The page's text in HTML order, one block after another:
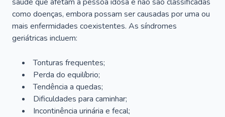
como doenças, embora possam ser causadas por uma ou
mais enfermidades coexistentes. As síndromes
geriátricas incluem:
Tonturas frequentes;
Perda do equilíbrio;
Tendência a quedas;
Dificuldades para caminhar;
Incontinência urinária e fecal;